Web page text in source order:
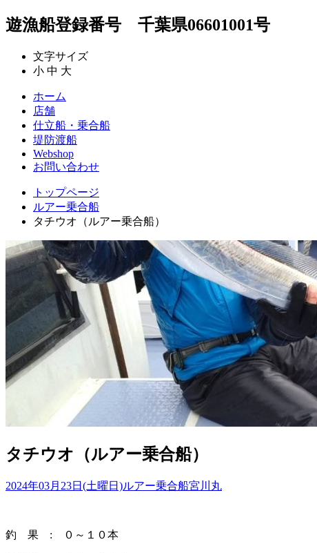
遊漁船登録番号 千葉県06601001号
文字サイズ
小 中 大
ホーム
店舗
仕立船・乗合船
堤防渡船
Webshop
お問い合わせ
トップページ
ルアー乗合船
タチウオ（ルアー乗合船）
タチウオ（ルアー乗合船）
2024年03月23日(土曜日)ルアー乗合船宮川丸
釣 果 : ０～１０本